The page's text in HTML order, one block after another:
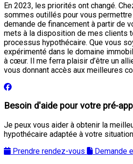
En 2023, les priorités ont changé.
sommes outillés pour vous
demande de financement à partir de
mets à la disposition de mes clients
processus hypothécaire. Que vous
expérimenté dans le domaine
à cœur. Il me ferra plaisir d’être un
vous donnant accès aux meilleures
Besoin d'aide pour votre pré-
Je peux vous aider à obtenir la
hypothécaire adaptée à votre
Prendre rendez-vous
Demande